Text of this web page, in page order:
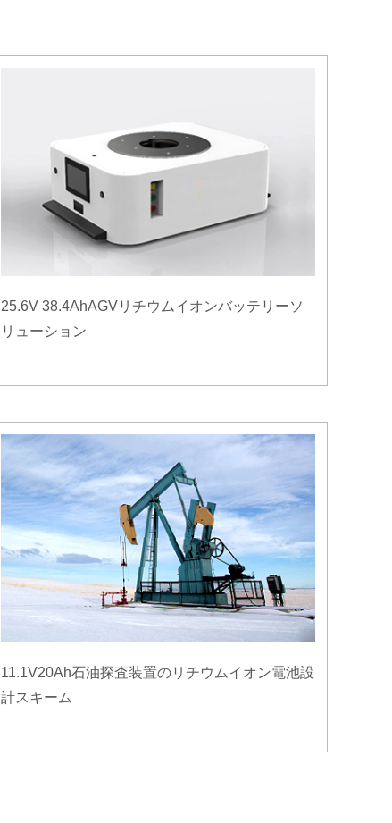
25.6V 38.4AhAGVリチウムイオンバッテリーソ
リューション
11.1V20Ah石油探査装置のリチウムイオン電池設
計スキーム